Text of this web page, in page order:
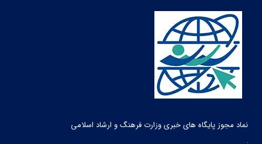
نماد مجوز پایگاه های خبری وزارت فرهنگ و ارشاد اسلامی